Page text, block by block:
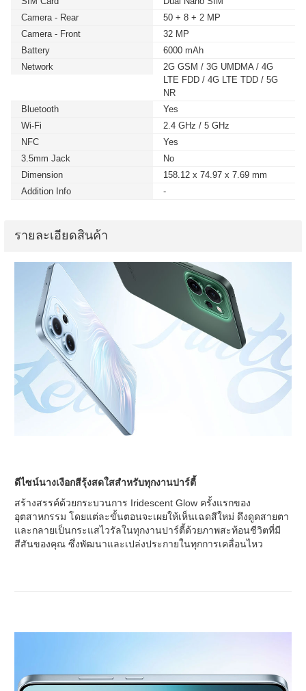
Camera - Rear
50 + 8 + 2 MP
Camera - Front
32 MP
Battery
6000 mAh
Network
2G GSM / 3G UMDMA / 4G
LTE FDD / 4G LTE TDD / 5G
NR
Bluetooth
Yes
Wi-Fi
2.4 GHz / 5 GHz
NFC
Yes
3.5mm Jack
No
Dimension
158.12 x 74.97 x 7.69 mm
Addition Info
-
รายละเอียดสินค้า
ดีไซน์นางเงือกสีรุ้งสดใสสำหรับทุกงานปาร์ตี้
สร้างสรรค์ด้วยกระบวนการ Iridescent Glow ครั้งแรกของ
อุตสาหกรรม โดยแต่ละขั้นตอนจะเผยให้เห็นเฉดสีใหม่ ดึงดูดสายตา
และกลายเป็นกระแสไวรัลในทุกงานปาร์ตี้ด้วยภาพสะท้อนชีวิตที่มี
สีสันของคุณ ซึ่งพัฒนาและเปล่งประกายในทุกการเคลื่อนไหว